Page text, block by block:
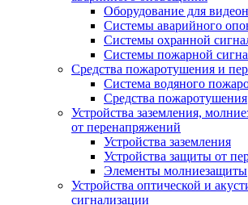
Оборудование для
Системы аварийного
Системы охранной
Системы пожарной
Средства пожаротушения и
Система водяного
Средства пожаротушения
Устройства заземления,
от перенапряжений
Устройства заземления
Устройства защиты от
Элементы молниезащиты
Устройства оптической и
сигнализации